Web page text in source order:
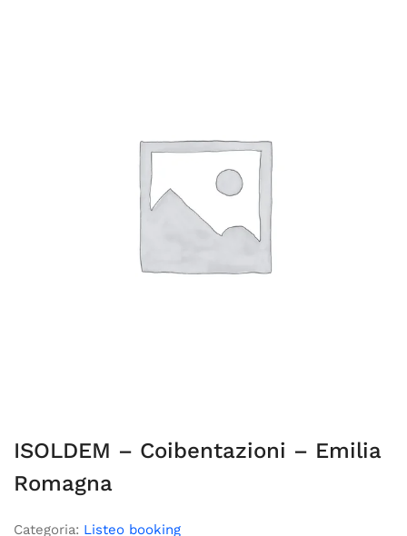
ISOLDEM – Coibentazioni – Emilia
Romagna
Categoria: Listeo booking